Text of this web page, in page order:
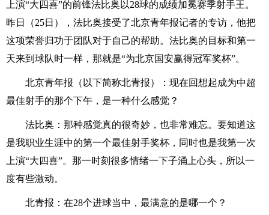
上演“大四喜”的前锋法比奥以28球的成绩加冕赛季射手王。
昨日（25日），法比奥接受了北京青年报记者的专访，他把
这项荣誉归功于团队对于自己的帮助。法比奥的目标和第一
天来到球队时一样，那就是“为北京国安赢得冠军奖杯”。
北京青年报（以下简称北青报）：现在回想起成为中超
最佳射手的那个下午，是一种什么感觉？
法比奥：那种感觉真的很奇妙，也非常难忘。要知道这
是我职业生涯中的第一个最佳射手奖杯，同时也是我第一次
上演“大四喜”。那一时刻很多情绪一下子涌上心头，所以一
度有些激动。
北青报：在28个进球当中，最满意的是哪一个？